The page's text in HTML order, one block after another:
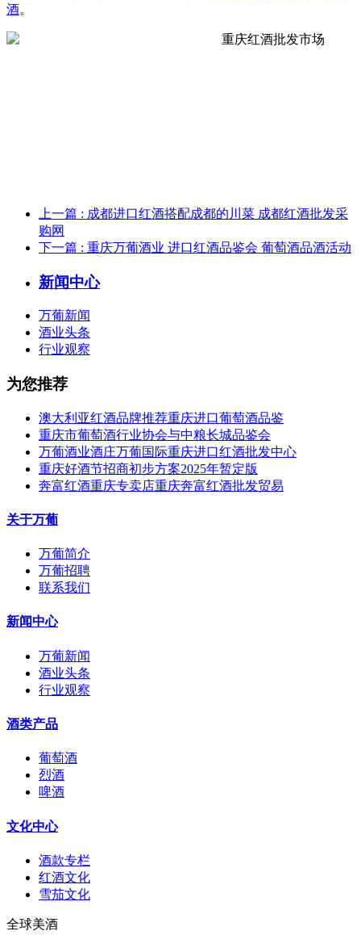
酒。
上一篇 : 成都进口红酒搭配成都的川菜 成都红酒批发采
购网
下一篇 : 重庆万葡酒业 进口红酒品鉴会 葡萄酒品酒活动
新闻中心
万葡新闻
酒业头条
行业观察
为您推荐
澳大利亚红酒品牌推荐重庆进口葡萄酒品鉴
重庆市葡萄酒行业协会与中粮长城品鉴会
万葡酒业酒庄万葡国际重庆进口红酒批发中心
重庆好酒节招商初步方案2025年暂定版
奔富红酒重庆专卖店重庆奔富红酒批发贸易
关于万葡
万葡简介
万葡招聘
联系我们
新闻中心
万葡新闻
酒业头条
行业观察
酒类产品
葡萄酒
烈酒
啤酒
文化中心
酒款专栏
红酒文化
雪茄文化
全球美酒